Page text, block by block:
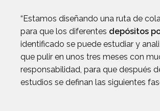
“Estamos diseñando una ruta de
para que los diferentes depósitos
identificado se puede estudiar y
que pulir en unos tres meses con
responsabilidad, para que después
estudios se definan las siguientes